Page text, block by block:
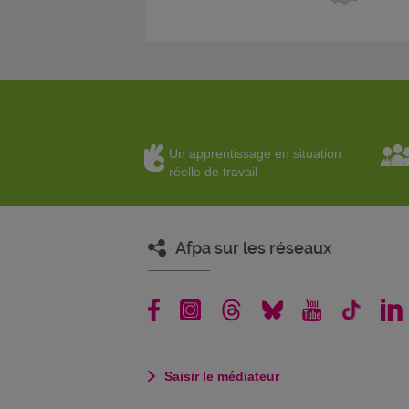
Un apprentissage en situation
réelle de travail
Afpa sur les réseaux
Saisir le médiateur